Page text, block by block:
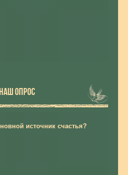
ОПРОС
источник счастья?